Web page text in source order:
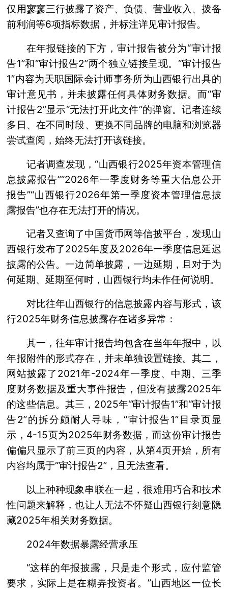
仅用寥寥三行披露了资产、负债、营业收入、拨备
前利润等6项指标数据，并标注详见审计报告。
在年报链接的下方，审计报告被分为“审计报
告1”和“审计报告2”两个独立链接呈现。“审计报告
1”内容为天职国际会计师事务所为山西银行出具的
审计意见书，并未披露任何具体财务数据。而“审
计报告2”显示“无法打开此文件”的弹窗。记者连续
多日、在不同时段、更换不同品牌的电脑和浏览器
尝试查阅，始终无法打开该链接。
记者调查发现，“山西银行2025年资本管理信
息披露报告”“2026年一季度财务等重大信息公开
报告”“山西银行2026年第一季度资本管理信息披
露报告”也存在无法打开的情况。
记者又查询了中国货币网等信披平台，发现山
西银行发布了2025年度及2026年一季度信息延迟
披露的公告。一边简单披露，一边延期，且对于为
何延期、延期至何时，山西银行均未作任何说明。
对比往年山西银行的信息披露内容与形式，该
行2025年财务信息披露存在诸多异常：
其一，往年审计报告均包含在当年年报中，以
年报附件的形式存在，并未单独设置链接。其二，
网站披露了2021年-2024年一季度、中期、三季
度财务数据及重大事件报告，但没有披露2025年
的这些信息。其三，2025年“审计报告1”和“审计报
告2”的拆分颇耐人寻味，“审计报告1”目录页显
示，4-15页为2025年财务数据，而这份审计报告
偏偏只显示了前三页的内容，从第4页开始，所有
内容均属于“审计报告2”，且无法查看。
以上种种现象串联在一起，很难用巧合和技术
性问题来解释，也让人无法不怀疑山西银行刻意隐
藏2025年相关财务数据。
2024年数据暴露经营承压
“这样的年报披露，只是走个形式，应付监管
要求，实际上是在糊弄投资者。”山西地区一位长